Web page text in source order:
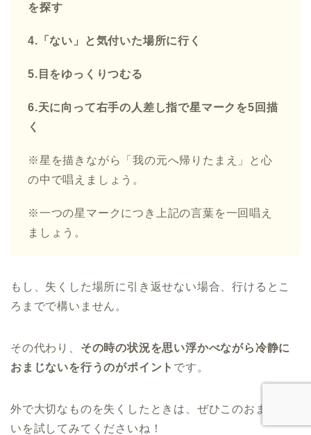
を探す
4.「ない」と気付いた場所に行く
5.目をゆっくりつむる
6.天に向って右手の人差し指で星マークを5回描
く
※星を描きながら「我の元へ帰りたまえ」と心
の中で唱えましょう。
※一つの星マークにつき上記の言葉を一回唱え
ましょう。
もし、失くした場所に引き返せない場合、行けるとこ
ろまでで構いません。
その代わり、 その時の状況を思い浮かべながら冷静に
おまじないを行うのがポイント です。
外で大切なものを失くしたときは、ぜひこのおまじな
いを試してみてくださいね！